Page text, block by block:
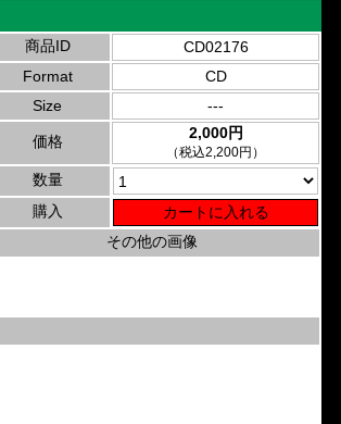
商品ID
CD02176
Format
CD
Size
---
価格 2,000円
（税込2,200円）
数量
購入
その他の画像